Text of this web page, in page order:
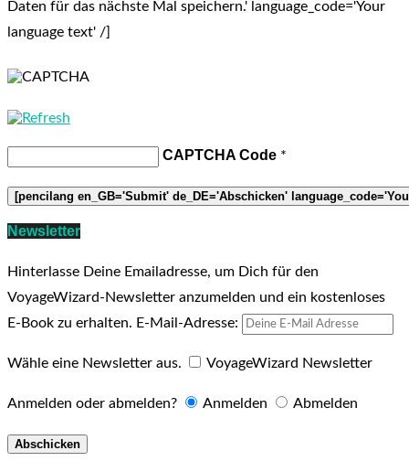
Daten für das nächste Mal speichern.' language_code='Your
language text' /]
CAPTCHA Code *
Newsletter
Hinterlasse Deine Emailadresse, um Dich für den
VoyageWizard-Newsletter anzumelden und ein kostenloses
E-Book zu erhalten. E-Mail-Adresse:
Wähle eine Newsletter aus. VoyageWizard Newsletter
Anmelden oder abmelden? Anmelden Abmelden